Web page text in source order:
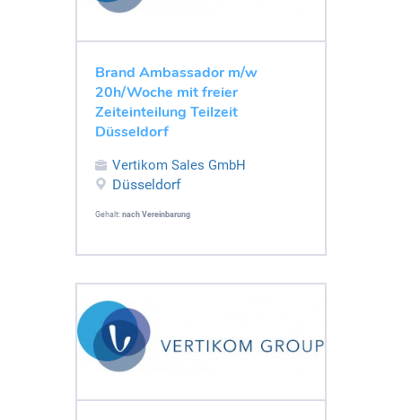
Brand Ambassador m/w
20h/Woche mit freier
Zeiteinteilung Teilzeit
Düsseldorf
Vertikom Sales GmbH
Düsseldorf
Gehalt: nach Vereinbarung